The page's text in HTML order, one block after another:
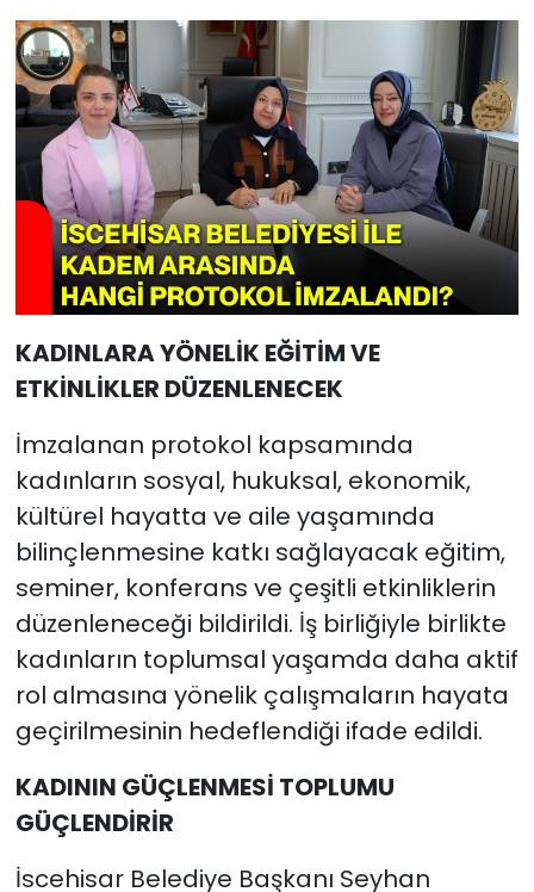
KADINLARA YÖNELİK EĞİTİM VE
ETKİNLİKLER DÜZENLENECEK
İmzalanan protokol kapsamında
kadınların sosyal, hukuksal, ekonomik,
kültürel hayatta ve aile yaşamında
bilinçlenmesine katkı sağlayacak eğitim,
seminer, konferans ve çeşitli etkinliklerin
düzenleneceği bildirildi. İş birliğiyle birlikte
kadınların toplumsal yaşamda daha aktif
rol almasına yönelik çalışmaların hayata
geçirilmesinin hedeflendiği ifade edildi.
KADININ GÜÇLENMESİ TOPLUMU
GÜÇLENDİRİR
İscehisar Belediye Başkanı Seyhan